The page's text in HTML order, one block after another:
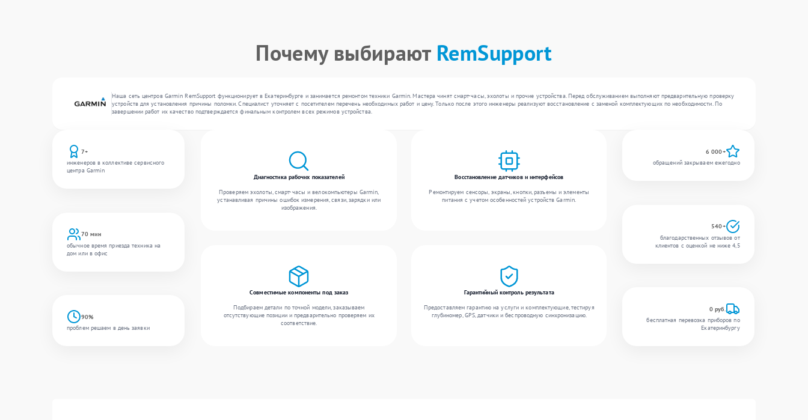
Почему выбирают RemSupport
Наша сеть центров Garmin RemSupport функционирует в Екатеринбурге и занимается ремонтом техники Garmin. Мастера чинят смарт-часы, эхолоты и прочие устройства. Перед обслуживанием выполняют предварительную проверку
устройств для установления причины поломки. Специалист уточняет с посетителем перечень необходимых работ и цену. Только после этого инженеры реализуют восстановление с заменой комплектующих по необходимости. По
завершении работ их качество подтверждается финальным контролем всех режимов устройства.
7+
инженеров в коллективе сервисного
центра Garmin
70 мин
обычное время приезда техника на
дом или в офис
90%
проблем решаем в день заявки
Диагностика рабочих показателей
Проверяем эхолоты, смарт-часы и велокомпьютеры Garmin,
устанавливая причины ошибок измерения, связи, зарядки или
изображения.
Восстановление датчиков и интерфейсов
Ремонтируем сенсоры, экраны, кнопки, разъемы и элементы
питания с учетом особенностей устройств Garmin.
Совместимые компоненты под заказ
Подбираем детали по точной модели, заказываем
отсутствующие позиции и предварительно проверяем их
соответствие.
Гарантийный контроль результата
Предоставляем гарантию на услуги и комплектующие, тестируя
глубиномер, GPS, датчики и беспроводную синхронизацию.
6 000+
обращений закрываем ежегодно
540+
благодарственных отзывов от
клиентов с оценкой не ниже 4,5
0 руб.
бесплатная перевозка приборов по
Екатеринбургу